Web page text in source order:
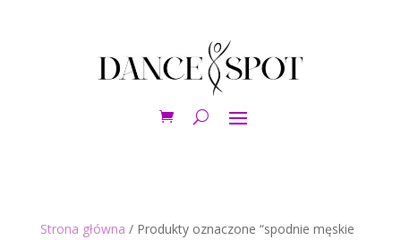
Strona główna / Produkty oznaczone “spodnie męskie